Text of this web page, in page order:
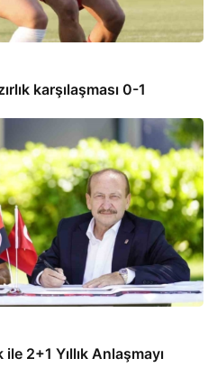
karşılaşması 0-1
2+1 Yıllık Anlaşmayı